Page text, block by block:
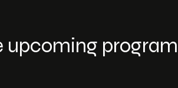
upcoming